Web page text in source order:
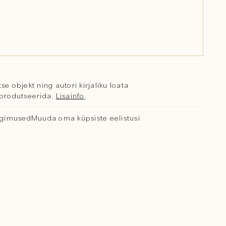
objekt ning autori kirjaliku loata
Lisainfo
Muuda oma küpsiste eelistusi